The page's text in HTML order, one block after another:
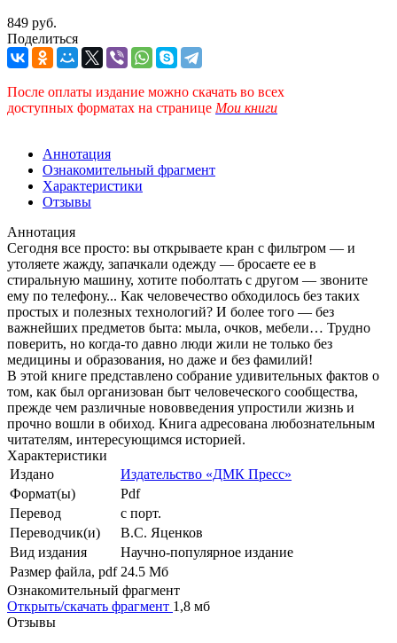
849 руб.
Поделиться
После оплаты издание можно скачать во всех
доступных форматах на странице Мои книги
Аннотация
Ознакомительный фрагмент
Характеристики
Отзывы
Аннотация
Сегодня все просто: вы открываете кран с фильтром — и
утоляете жажду, запачкали одежду — бросаете ее в
стиральную машину, хотите поболтать с другом — звоните
ему по телефону... Как человечество обходилось без таких
простых и полезных технологий? И более того — без
важнейших предметов быта: мыла, очков, мебели… Трудно
поверить, но когда-то давно люди жили не только без
медицины и образования, но даже и без фамилий!
В этой книге представлено собрание удивительных фактов о
том, как был организован быт человеческого сообщества,
прежде чем различные нововведения упростили жизнь и
прочно вошли в обиход. Книга адресована любознательным
читателям, интересующимся историей.
Характеристики
Издано
Издательство «ДМК Пресс»
Формат(ы)
Pdf
Перевод
с порт.
Переводчик(и)
В.С. Яценков
Вид издания
Научно-популярное издание
Размер файла, pdf 24.5 Mб
Ознакомительный фрагмент
Открыть/скачать фрагмент 1,8 мб
Отзывы